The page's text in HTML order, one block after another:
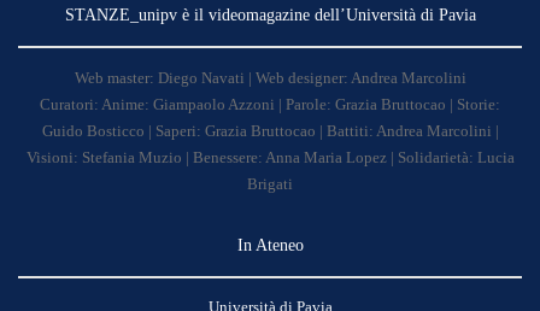
STANZE_unipv è il videomagazine dell’Università di Pavia
Web master: Diego Navati | Web designer: Andrea Marcolini
Curatori: Anime: Giampaolo Azzoni | Parole: Grazia Bruttocao | Storie:
Guido Bosticco | Saperi: Grazia Bruttocao | Battiti: Andrea Marcolini |
Visioni: Stefania Muzio | Benessere: Anna Maria Lopez | Solidarietà: Lucia
Brigati
In Ateneo
Università di Pavia